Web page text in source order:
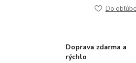
Do
Doprava zdarma a
rýchlo